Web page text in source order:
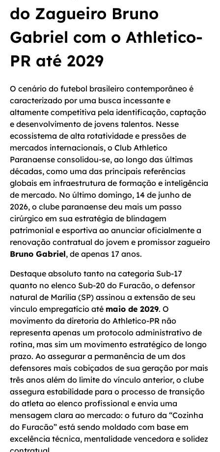
do Zagueiro Bruno
Gabriel com o Athletico-
PR até 2029
O cenário do futebol brasileiro contemporâneo é
caracterizado por uma busca incessante e
altamente competitiva pela identificação, captação
e desenvolvimento de jovens talentos. Nesse
ecossistema de alta rotatividade e pressões de
mercados internacionais, o Club Athletico
Paranaense consolidou-se, ao longo das últimas
décadas, como uma das principais referências
globais em infraestrutura de formação e inteligência
de mercado. No último domingo, 14 de junho de
2026, o clube paranaense deu mais um passo
cirúrgico em sua estratégia de blindagem
patrimonial e esportiva ao anunciar oficialmente a
renovação contratual do jovem e promissor zagueiro
Bruno Gabriel, de apenas 17 anos.
Destaque absoluto tanto na categoria Sub-17
quanto no elenco Sub-20 do Furacão, o defensor
natural de Marília (SP) assinou a extensão de seu
vínculo empregatício até maio de 2029. O
movimento da diretoria do Athletico-PR não
representa apenas um protocolo administrativo de
rotina, mas sim um movimento estratégico de longo
prazo. Ao assegurar a permanência de um dos
defensores mais cobiçados de sua geração por mais
três anos além do limite do vínculo anterior, o clube
assegura estabilidade para o processo de transição
do atleta ao elenco profissional e envia uma
mensagem clara ao mercado: o futuro da “Cozinha
do Furacão” está sendo moldado com base em
excelência técnica, mentalidade vencedora e solidez